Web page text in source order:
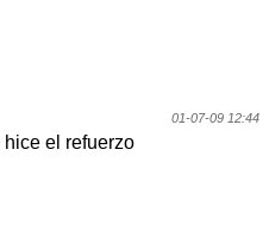
01-07-09 12:44
el refuerzo